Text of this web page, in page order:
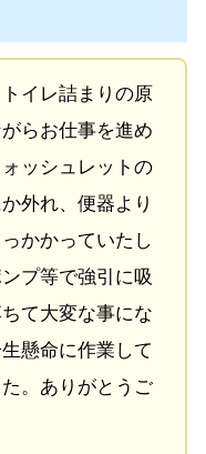
イレ詰まりの原
らお仕事を進め
ッシュレットの
外れ、便器より
かかっていたし
プ等で強引に吸
て大変な事にな
懸命に作業して
。ありがとうご